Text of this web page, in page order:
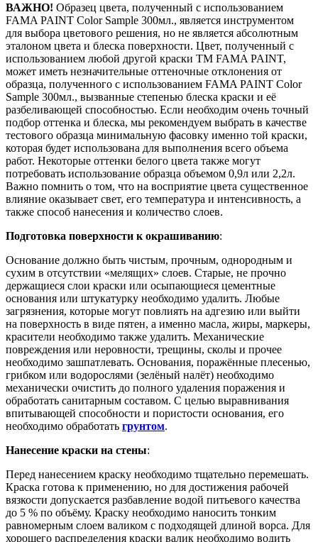
ВАЖНО! Образец цвета, полученный с использованием
FAMA PAINT Color Sample 300мл., является инструментом
для выбора цветового решения, но не является абсолютным
эталоном цвета и блеска поверхности. Цвет, полученный с
использованием любой другой краски ТМ FAMA PAINT,
может иметь незначительные оттеночные отклонения от
образца, полученного с использованием FAMA PAINT Color
Sample 300мл., вызванные степенью блеска краски и её
разбеливающей способностью. Если необходим очень точный
подбор оттенка и блеска, мы рекомендуем выбрать в качестве
тестового образца минимальную фасовку именно той краски,
которая будет использована для выполнения всего объема
работ. Некоторые оттенки белого цвета также могут
потребовать использование образца объемом 0,9л или 2,2л.
Важно помнить о том, что на восприятие цвета существенное
влияние оказывает свет, его температура и интенсивность, а
также способ нанесения и количество слоев.
Подготовка поверхности к окрашиванию:
Основание должно быть чистым, прочным, однородным и
сухим в отсутствии «мелящих» слоев. Старые, не прочно
держащиеся слои краски или осыпающиеся цементные
основания или штукатурку необходимо удалить. Любые
загрязнения, которые могут повлиять на адгезию или выйти
на поверхность в виде пятен, а именно масла, жиры, маркеры,
красители необходимо также удалить. Механические
повреждения или неровности, трещины, сколы и прочее
необходимо зашпатлевать. Основания, поражённые плесенью,
грибком или водорослями (зелёный налёт) необходимо
механически очистить до полного удаления поражения и
обработать санитарным составом. С целью выравнивания
впитывающей способности и пористости основания, его
необходимо обработать грунтом.
Нанесение краски на стены:
Перед нанесением краску необходимо тщательно перемешать.
Краска готова к применению, но для достижения рабочей
вязкости допускается разбавление водой питьевого качества
до 5 % по объёму. Краску необходимо наносить тонким
равномерным слоем валиком с подходящей длиной ворса. Для
хорошего распределения краски валик необходимо водить